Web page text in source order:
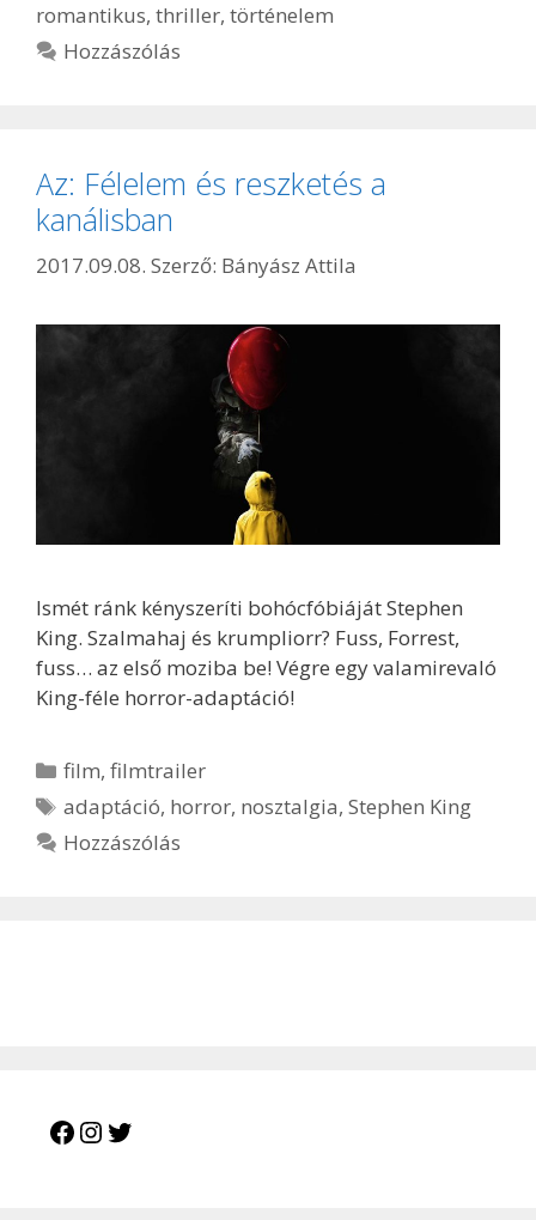
romantikus, thriller, történelem
Hozzászólás
Az: Félelem és reszketés a
kanálisban
2017.09.08. Szerző: Bányász Attila
Ismét ránk kényszeríti bohócfóbiáját Stephen
King. Szalmahaj és krumpliorr? Fuss, Forrest,
fuss… az első moziba be! Végre egy valamirevaló
King-féle horror-adaptáció!
Kategória
film,filmtrailer
Címkék
adaptáció, horror, nosztalgia,Stephen King
Hozzászólás
Facebook
Instagram